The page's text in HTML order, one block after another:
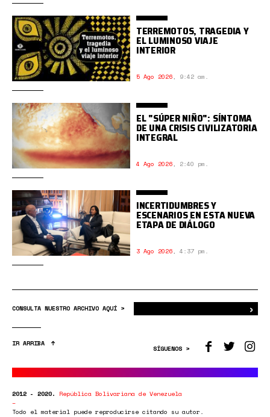
TERREMOTOS, TRAGEDIA Y
EL LUMINOSO VIAJE
INTERIOR
5 Ago 2026, 9:42 am.
EL "SÚPER NIÑO": SÍNTOMA
DE UNA CRISIS CIVILIZATORIA
INTEGRAL
4 Ago 2026, 2:40 pm.
INCERTIDUMBRES Y
ESCENARIOS EN ESTA NUEVA
ETAPA DE DIÁLOGO
3 Ago 2026, 4:37 pm.
CONSULTA NUESTRO ARCHIVO AQUÍ > ›
IR ARRIBA
SÍGUENOS >
2012 - 2020. República Bolivariana de Venezuela
Todo el material puede reproducirse citando su autor.